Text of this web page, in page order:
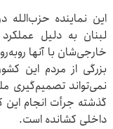
این نماینده حزب‌الله
لبنان به دلیل
خارجی‌شان با آنها
بزرگی از مردم این
نمی‌تواند تصمیم‌گیری
گذشته جرأت انجام این
داخلی کشانده است.